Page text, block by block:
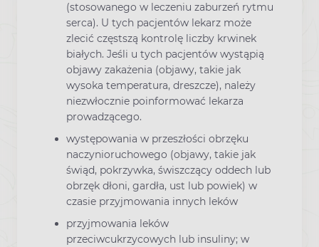
(stosowanego w leczeniu zaburzeń rytmu
serca). U tych pacjentów lekarz może
zlecić częstszą kontrolę liczby krwinek
białych. Jeśli u tych pacjentów wystąpią
objawy zakażenia (objawy, takie jak
wysoka temperatura, dreszcze), należy
niezwłocznie poinformować lekarza
prowadzącego.
występowania w przeszłości obrzęku
naczynioruchowego (objawy, takie jak
świąd, pokrzywka, świszczący oddech lub
obrzęk dłoni, gardła, ust lub powiek) w
czasie przyjmowania innych leków
przyjmowania leków
przeciwcukrzycowych lub insuliny; w